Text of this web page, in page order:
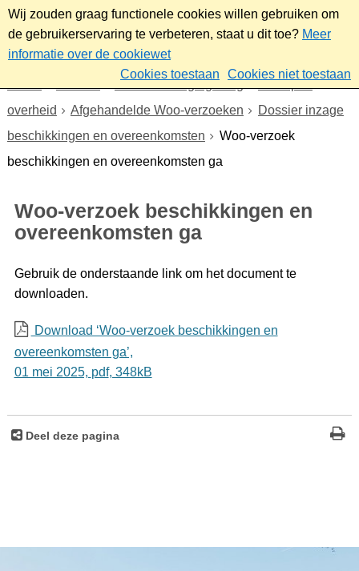
Wij zouden graag functionele cookies willen gebruiken om
de gebruikerservaring te verbeteren, staat u dit toe? Meer
informatie over de cookiewet
Cookies toestaan
Cookies niet toestaan
Beleid- en regelgeving
Wet open
overheid
Afgehandelde Woo-verzoeken
Dossier inzage
beschikkingen en overeenkomsten
Woo-verzoek
beschikkingen en overeenkomsten ga
Woo-verzoek beschikkingen en
overeenkomsten ga
Gebruik de onderstaande link om het document te
downloaden.
Download ‘Woo-verzoek beschikkingen en
overeenkomsten ga’,
01 mei 2025, pdf, 348kB
Deel deze pagina